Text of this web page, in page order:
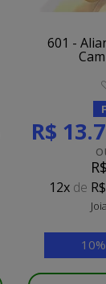
601 -
R$
12x de